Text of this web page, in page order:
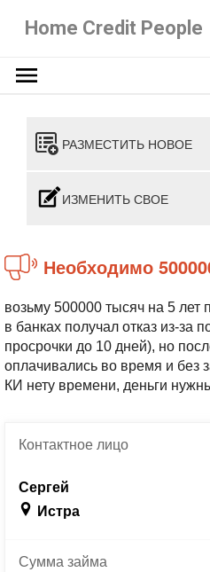
Home Credit People
РАЗМЕСТИТЬ НОВОЕ
ИЗМЕНИТЬ СВОЕ
необходимо
возьму 500000 тысяч на 5 лет
в банках получал отказ из-за
просрочки до 10 дней), но
оплачивались во время и без
КИ нету времени, деньги
Контактноелицо
Сергей
Истра
Суммазайма